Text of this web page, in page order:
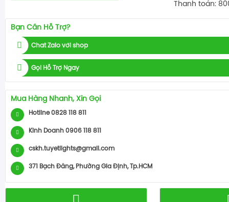
Thanh toán:
Bạn Cần Hỗ Trợ?
Chat Zalo với shop
Gọi Hỗ Trợ Ngay
Mua Hàng Nhanh, Xin Gọi
Hotline 0828 118 811
Kinh Doanh 0906 118 811
cskh.tuyetlights@gmail.com
371 Bạch Đằng, Phường Gia Định, Tp.HCM